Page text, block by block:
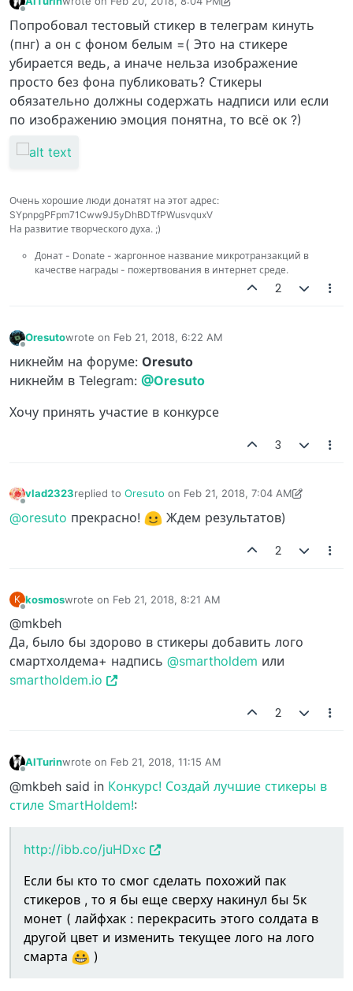
last edited by AlTurinFeb 21, 2018, 2:07 AM
Попробовал тестовый стикер в телеграм кинуть
(пнг) а он с фоном белым =( Это на стикере
убирается ведь, а иначе нельза изображение
просто без фона публиковать? Стикеры
обязательно должны содержать надписи или если
по изображению эмоция понятна, то всё ок ?)
Очень хорошие люди донатят на этот адрес:
SYpnpgPFpm71Cww9J5yDhBDTfPWusvquxV
На развитие творческого духа. ;)
Донат - Donate - жаргонное название микротранзакций в
качестве награды - пожертвования в интернет среде.
2
Oresutowrote on Feb 21, 2018, 6:22 AM
last edited by
никнейм на форуме: Oresuto
никнейм в Telegram: @Oresuto
Хочу принять участие в конкурсе
3
vlad2323replied to Oresuto on Feb 21, 2018, 7:04 AM
last edited by vlad2323Feb 21, 2018, 7:05 AM
@oresuto прекрасно! Ждем результатов)
2
K kosmoswrote on Feb 21, 2018, 8:21 AM
last edited by
@mkbeh
Да, было бы здорово в стикеры добавить лого
смартхолдема+ надпись @smartholdem или
smartholdem.io
2
AlTurinwrote on Feb 21, 2018, 11:15 AM
last edited by
@mkbeh said in Конкурс! Создай лучшие стикеры в
стиле SmartHoldem!:
http://ibb.co/juHDxc
Если бы кто то смог сделать похожий пак
стикеров , то я бы еще сверху накинул бы 5к
монет ( лайфхак : перекрасить этого солдата в
другой цвет и изменить текущее лого на лого
смарта
)